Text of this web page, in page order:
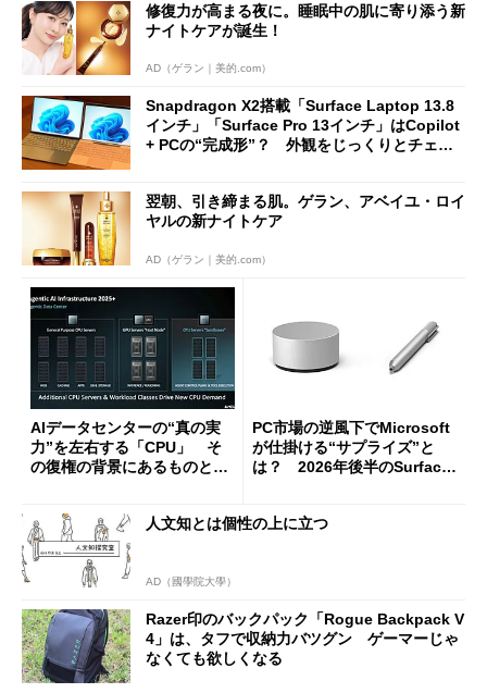
修復力が高まる夜に。睡眠中の肌に寄り添う新
ナイトケアが誕生！
AD（ゲラン｜美的.com）
Snapdragon X2搭載「Surface Laptop 13.8
インチ」「Surface Pro 13インチ」はCopilot
+ PCの“完成形”？ 外観をじっくりとチェッ
翌朝、引き締まる肌。ゲラン、アベイユ・ロイ
ヤルの新ナイトケア
AD（ゲラン｜美的.com）
AIデータセンターの“真の実
力”を左右する「CPU」 そ
の復権の背景にあるものと
PC市場の逆風下でMicrosoft
が仕掛ける“サプライズ”と
は？ 2026年後半のSurface
人文知とは個性の上に立つ
AD（國學院大學）
Razer印のバックパック「Rogue Backpack V
4」は、タフで収納力バツグン ゲーマーじゃ
なくても欲しくなる